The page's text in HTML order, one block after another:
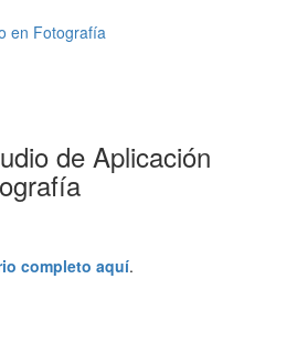
en Fotografía
de Aplicación
completo aquí.